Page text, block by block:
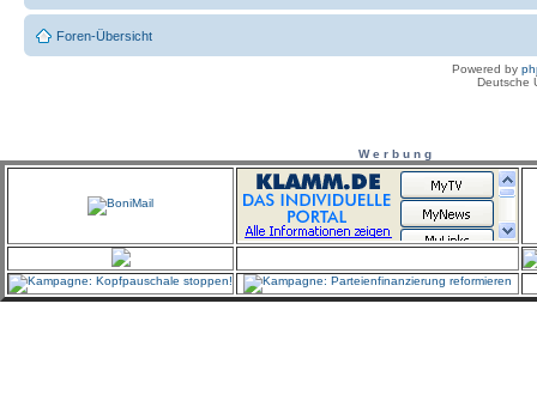
Foren-Übersicht
Powered by
Deutsche
W e r b u n g